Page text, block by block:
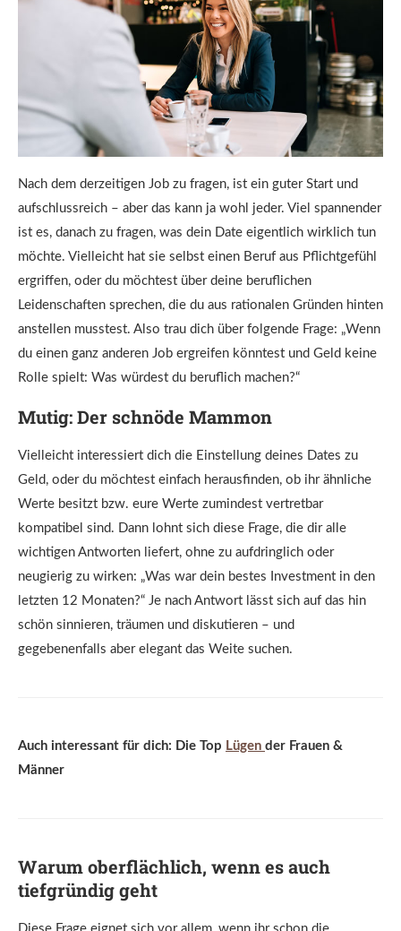
Nach dem derzeitigen Job zu fragen, ist ein guter Start und
aufschlussreich – aber das kann ja wohl jeder. Viel spannender
ist es, danach zu fragen, was dein Date eigentlich wirklich tun
möchte. Vielleicht hat sie selbst einen Beruf aus Pflichtgefühl
ergriffen, oder du möchtest über deine beruflichen
Leidenschaften sprechen, die du aus rationalen Gründen hinten
anstellen musstest. Also trau dich über folgende Frage: „Wenn
du einen ganz anderen Job ergreifen könntest und Geld keine
Rolle spielt: Was würdest du beruflich machen?“
Mutig: Der schnöde Mammon
Vielleicht interessiert dich die Einstellung deines Dates zu
Geld, oder du möchtest einfach herausfinden, ob ihr ähnliche
Werte besitzt bzw. eure Werte zumindest vertretbar
kompatibel sind. Dann lohnt sich diese Frage, die dir alle
wichtigen Antworten liefert, ohne zu aufdringlich oder
neugierig zu wirken: „Was war dein bestes Investment in den
letzten 12 Monaten?“ Je nach Antwort lässt sich auf das hin
schön sinnieren, träumen und diskutieren – und
gegebenenfalls aber elegant das Weite suchen.
Auch interessant für dich: Die Top Lügen der Frauen &
Männer
Warum oberflächlich, wenn es auch
tiefgründig geht